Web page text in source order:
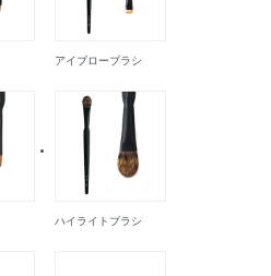
アイブローブラシ
ハイライトブラシ